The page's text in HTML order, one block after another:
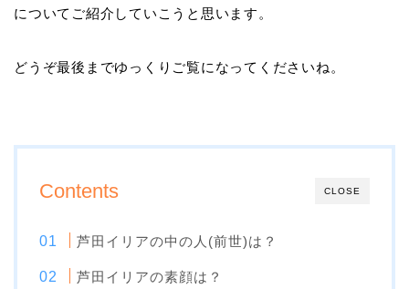
についてご紹介していこうと思います。
どうぞ最後までゆっくりご覧になってくださいね。
CLOSE
Contents
芦田イリアの中の人(前世)は？
芦田イリアの素顔は？